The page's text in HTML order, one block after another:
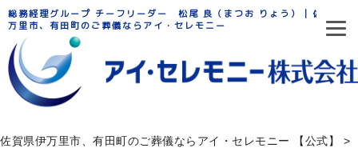
総務経理グループ チーフリーダー 松尾 良（まつお りょう） | 佐賀県伊
万里市、有田町のご葬儀ならアイ・セレモニー
佐賀県伊万里市、有田町のご葬儀ならアイ・セレモニー 【公式】
>